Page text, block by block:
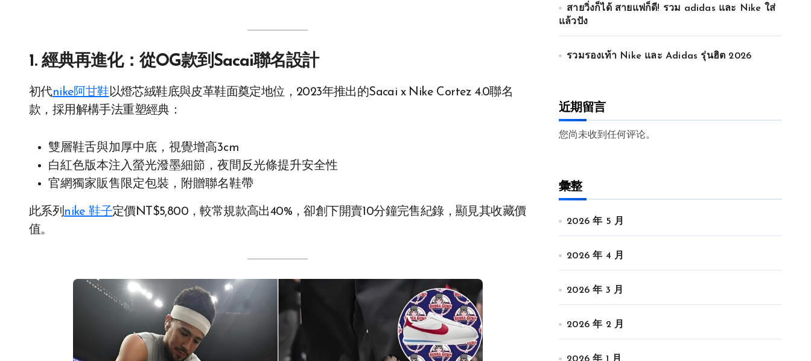
1. 經典再進化：從OG款到Sacai聯名設計
初代nike阿甘鞋以燈芯絨鞋底與皮革鞋面奠定地位，2023年推出的Sacai x Nike Cortez 4.0聯名
款，採用解構手法重塑經典：
雙層鞋舌與加厚中底，視覺增高3cm
白紅色版本注入螢光潑墨細節，夜間反光條提升安全性
官網獨家販售限定包裝，附贈聯名鞋帶
此系列 nike 鞋子​定價NT$5,800，較常規款高出40%，卻創下開賣10分鐘完售紀錄，顯見其收藏價
值。
สายวิ่งก็ได้ สายแฟก็ดี! รวม adidas และ Nike ใส่
แล้วปัง
รวมรองเท้า Nike และ Adidas รุ่นฮิต 2026
近期留言
您尚未收到任何评论。
彙整
2026 年 5 月
2026 年 4 月
2026 年 3 月
2026 年 2 月